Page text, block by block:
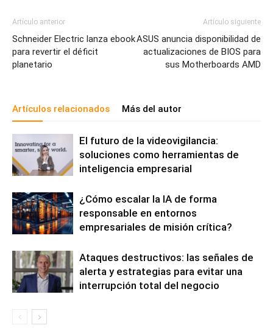
Artículo anterior
Schneider Electric lanza ebook
para revertir el déficit
planetario
Artículo siguiente
ASUS anuncia disponibilidad de
actualizaciones de BIOS para
sus Motherboards AMD
Artículos relacionados Más del autor
El futuro de la videovigilancia:
soluciones como herramientas de
inteligencia empresarial
¿Cómo escalar la IA de forma
responsable en entornos
empresariales de misión crítica?
Ataques destructivos: las señales de
alerta y estrategias para evitar una
interrupción total del negocio